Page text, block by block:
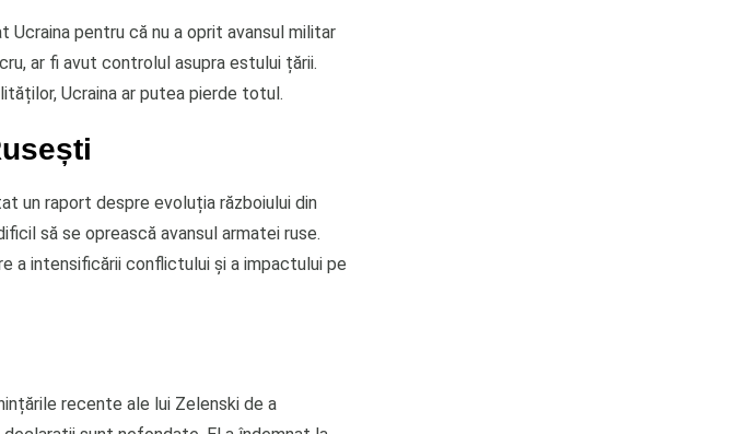
pentru că nu a oprit avansul militar
ar fi avut controlul asupra estului țării.
Ucraina ar putea pierde totul.
un raport despre evoluția războiului din
să se oprească avansul armatei ruse.
a intensificării conflictului și a impactului pe
recente ale lui Zelenski de a